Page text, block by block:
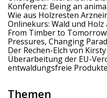
o
n
Konferenz: Being an
Wie aus Holzresten
Onlinekurs: Wald und
From Timber to
Pressures, Changing
Der Rechen-Elch von
Überarbeitung der EU-
entwaldungsfreie
Themen